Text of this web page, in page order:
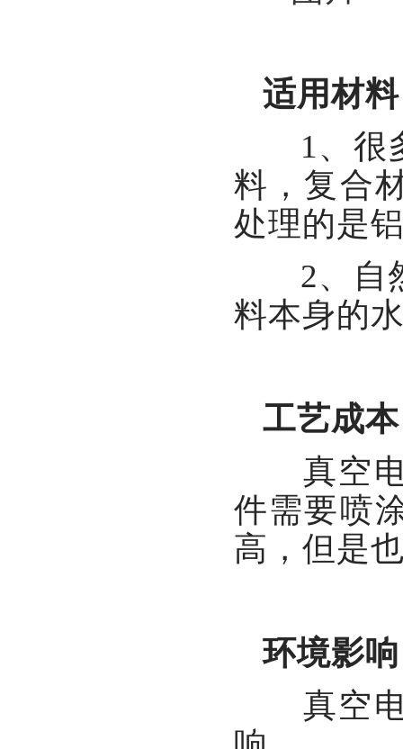
适用材料
1、很
料，复合
处理的是
2、自
料本身的
工艺成本
真空电
件需要喷
高，但是
环境影响
真空电